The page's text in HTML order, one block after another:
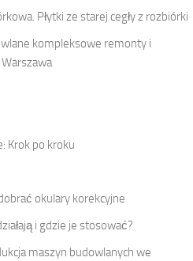
Płytki ze starej cegły z rozbiórki
kompleksowe remonty i
Krok po kroku
okulary korekcyjne
i gdzie je stosować?
maszyn budowlanych we